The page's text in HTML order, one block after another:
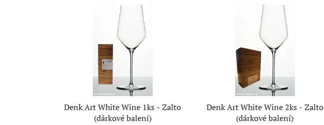
Denk Art White Wine 1ks - Zalto
(dárkové balení)
Denk Art White Wine 2ks - Zalto
(dárkové balení)